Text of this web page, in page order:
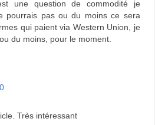
une question de commodité je
pourrais pas ou du moins ce sera
qui paient via Western Union, je
du moins, pour le moment.
Très intéressant